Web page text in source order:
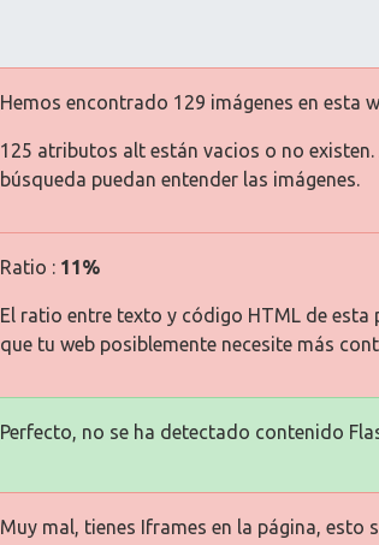
Hemos encontrado 129 imágenes en esta
125 atributos alt están vacios o no
búsqueda puedan entender las imágenes.
Ratio : 11%
El ratio entre texto y código HTML de
que tu web posiblemente necesite más
Perfecto, no se ha detectado contenido
Muy mal, tienes Iframes en la página,